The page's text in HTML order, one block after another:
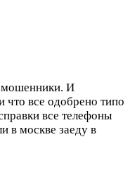
мошенники. И
все одобрено типо
все телефоны
в москве заеду в